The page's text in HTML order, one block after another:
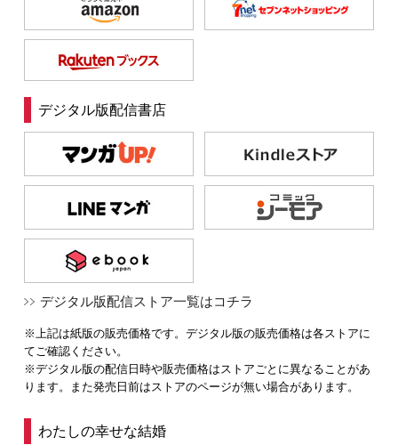
デジタル版配信書店
デジタル版配信ストア一覧はコチラ
※上記は紙版の販売価格です。デジタル版の販売価格は各ストアに
てご確認ください。
※デジタル版の配信日時や販売価格はストアごとに異なることがあ
ります。また発売日前はストアのページが無い場合があります。
わたしの幸せな結婚